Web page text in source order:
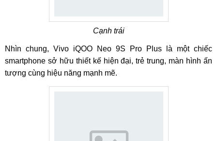
Cạnh trái
Nhìn chung, Vivo iQOO Neo 9S Pro Plus là một chiếc
smartphone sở hữu thiết kế hiện đại, trẻ trung, màn hình ấn
tượng cùng hiệu năng mạnh mẽ.